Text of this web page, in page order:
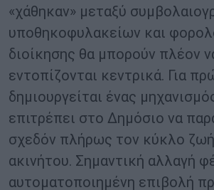
«χάθηκαν» μεταξύ
υποθηκοφυλακείων και
διοίκησης θα μπορούν πλέον
εντοπίζονται κεντρικά. Για
δημιουργείται ένας
επιτρέπει στο Δημόσιο να
σχεδόν πλήρως τον κύκλο
ακινήτου. Σημαντική αλλαγή
αυτοματοποιημένη επιβολή